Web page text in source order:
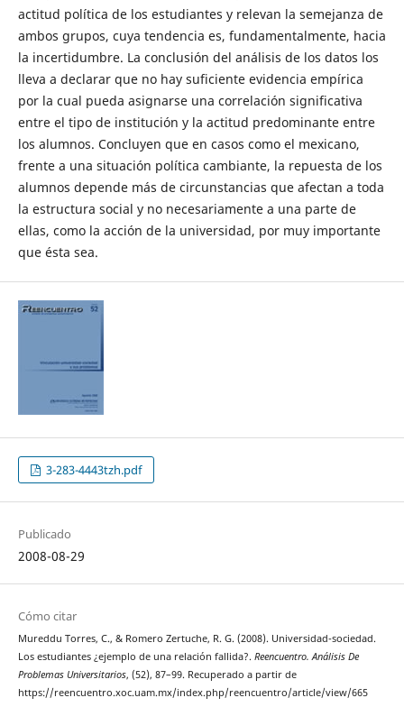
actitud política de los estudiantes y relevan la semejanza de
ambos grupos, cuya tendencia es, fundamentalmente, hacia
la incertidumbre. La conclusión del análisis de los datos los
lleva a declarar que no hay suficiente evidencia empírica
por la cual pueda asignarse una correlación significativa
entre el tipo de institución y la actitud predominante entre
los alumnos. Concluyen que en casos como el mexicano,
frente a una situación política cambiante, la repuesta de los
alumnos depende más de circunstancias que afectan a toda
la estructura social y no necesariamente a una parte de
ellas, como la acción de la universidad, por muy importante
que ésta sea.
3-283-4443tzh.pdf
Publicado
2008-08-29
Cómo citar
Mureddu Torres, C., & Romero Zertuche, R. G. (2008). Universidad-sociedad.
Los estudiantes ¿ejemplo de una relación fallida?. Reencuentro. Análisis De
Problemas Universitarios, (52), 87–99. Recuperado a partir de
https://reencuentro.xoc.uam.mx/index.php/reencuentro/article/view/665